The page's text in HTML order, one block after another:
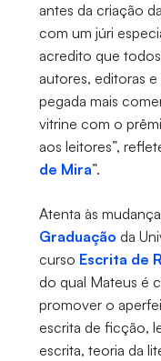
antes da criação
com um júri
acredito que
autores, editoras
pegada mais
vitrine com o
aos leitores”,
de Mira”.
Atenta às
Graduação da
curso Escrita de
do qual Mateus é
promover o
escrita de ficção,
escrita, teoria da